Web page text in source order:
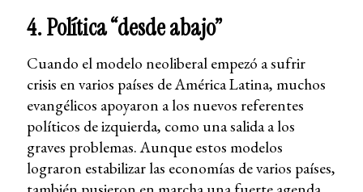
4. Política “desde abajo”
Cuando el modelo neoliberal empezó a sufrir
crisis en varios países de América Latina, muchos
evangélicos apoyaron a los nuevos referentes
políticos de izquierda, como una salida a los
graves problemas. Aunque estos modelos
lograron estabilizar las economías de varios países,